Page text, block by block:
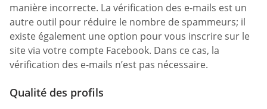
manière incorrecte. La vérification des e-mails est un
autre outil pour réduire le nombre de spammeurs; il
existe également une option pour vous inscrire sur le
site via votre compte Facebook. Dans ce cas, la
vérification des e-mails n’est pas nécessaire.
Qualité des profils